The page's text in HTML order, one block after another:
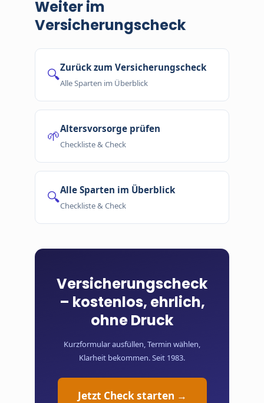
Weiter im
Versicherungscheck
🔍Zurück zum Versicherungscheck
Alle Sparten im Überblick
🌱Altersvorsorge prüfen
Checkliste & Check
🔍Alle Sparten im Überblick
Checkliste & Check
Versicherungscheck
– kostenlos, ehrlich,
ohne Druck
Kurzformular ausfüllen, Termin wählen,
Klarheit bekommen. Seit 1983.
Jetzt Check starten →